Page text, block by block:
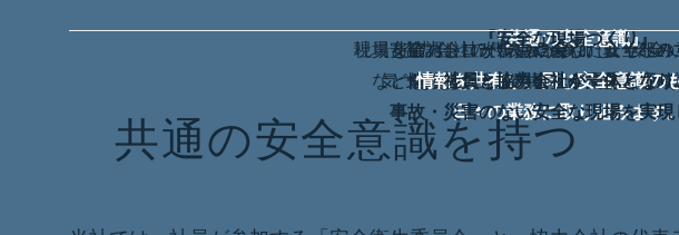
社員と協力会社が一堂に会し、安全への
信頼関係を深め、安全文化を育み
協力会社の代表者が参加し、安全
情報を共有。現場への展開を図り
安全パトロールの結果や、ヒヤリハ
などを共有し、改善事項や注意点を確
現場を確認し、改善点や優れた取り組み
気づきを各会議で共有し、改善につ
『共通の安全意識』
情報を共有し、同じ安全意識の
日々の業務に取り組みます
『安全な現場づくり』
社員と協力会社が一体となり
事故・災害のない安全な現場を実現
共通の安全意識を持つ